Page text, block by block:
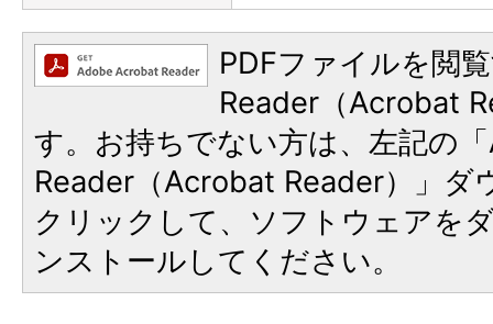
PDFファイルを閲
Reader（Acrobat
す。お持ちでない方は、左記の
Reader（Acrobat Reader）」ダ
クリックして、ソフトウェアを
ンストールしてください。